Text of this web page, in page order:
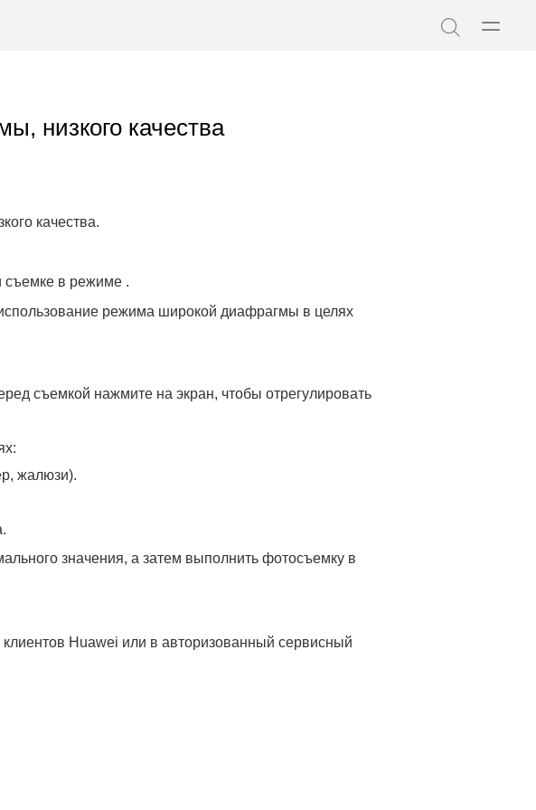
низкого качества
качества.
съемке в режиме .
режима широкой диафрагмы в целях
съемкой нажмите на экран, чтобы отрегулировать
жалюзи).
значения, а затем выполнить фотосъемку в
Huawei или в авторизованный сервисный